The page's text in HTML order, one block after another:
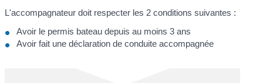
L'accompagnateur doit respecter les 2 conditions suivantes :
Avoir le permis bateau depuis au moins 3 ans
Avoir fait une déclaration de conduite accompagnée